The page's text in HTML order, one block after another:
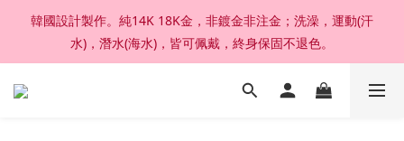
加入官網會員，結帳享92折扣 ; 滿六千刷卡分期零利率。
韓國設計製作。純14K 18K金，非鍍金非注金；洗澡，運動(汗
水)，潛水(海水)，皆可佩戴，終身保固不退色。
加入官網會員，結帳享92折扣 ; 滿六千刷卡分期零利率。